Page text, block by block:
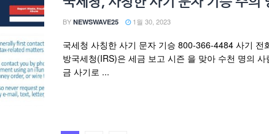
BY NEWSWAVE25 1월 30, 2023
국세청 사칭한 사기 문자 기승 800-366-4484 사기 전
방국세청(IRS)은 세금 보고 시즌 을 맞아 수천 명의 사
금 사기로 ...